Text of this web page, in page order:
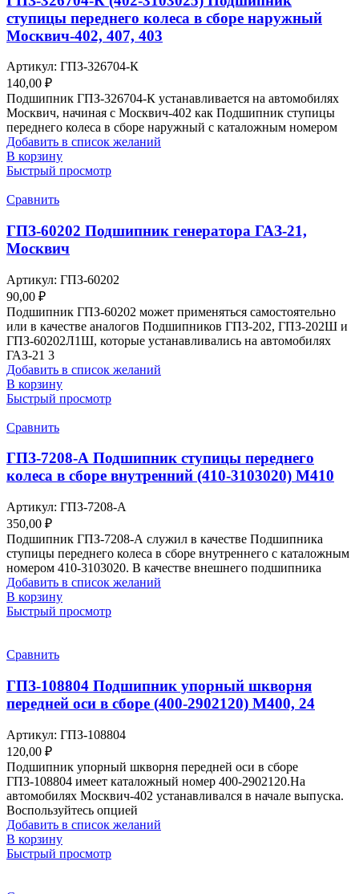
ступицы переднего колеса в сборе наружный
Москвич-402, 407, 403
Артикул: ГПЗ-326704-К
140,00 ₽
Подшипник ГПЗ-326704-К устанавливается на автомобилях
Москвич, начиная с Москвич-402 как Подшипник ступицы
переднего колеса в сборе наружный с каталожным номером
Добавить в список желаний
В корзину
Быстрый просмотр
Сравнить
ГПЗ-60202 Подшипник генератора ГАЗ-21,
Москвич
Артикул: ГПЗ-60202
90,00 ₽
Подшипник ГПЗ-60202 может применяться самостоятельно
или в качестве аналогов Подшипников ГПЗ-202, ГПЗ-202Ш и
ГПЗ-60202Л1Ш, которые устанавливались на автомобилях
ГАЗ-21 3
Добавить в список желаний
В корзину
Быстрый просмотр
Сравнить
ГПЗ-7208-А Подшипник ступицы переднего
колеса в сборе внутренний (410-3103020) М410
Артикул: ГПЗ-7208-А
350,00 ₽
Подшипник ГПЗ-7208-А служил в качестве Подшипника
ступицы переднего колеса в сборе внутреннего с каталожным
номером 410-3103020. В качестве внешнего подшипника
Добавить в список желаний
В корзину
Быстрый просмотр
Сравнить
ГПЗ-108804 Подшипник упорный шкворня
передней оси в сборе (400-2902120) М400, 24
Артикул: ГПЗ-108804
120,00 ₽
Подшипник упорный шкворня передней оси в сборе
ГПЗ-108804 имеет каталожный номер 400-2902120.На
автомобилях Москвич-402 устанавливался в начале выпуска.
Воспользуйтесь опцией
Добавить в список желаний
В корзину
Быстрый просмотр